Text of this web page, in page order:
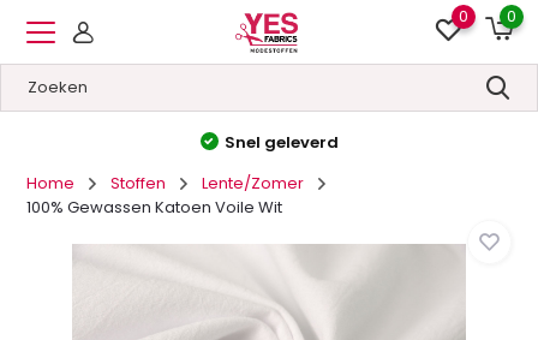
0 0
Snel geleverd
Home
Stoffen
Lente/Zomer
100% Gewassen Katoen Voile Wit